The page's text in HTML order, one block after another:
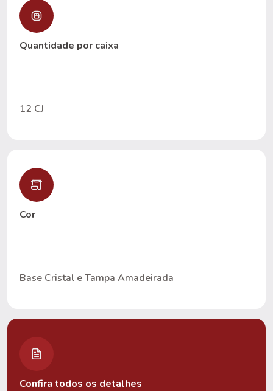
Quantidade por caixa
12 CJ
Cor
Base Cristal e Tampa Amadeirada
Confira todos os detalhes